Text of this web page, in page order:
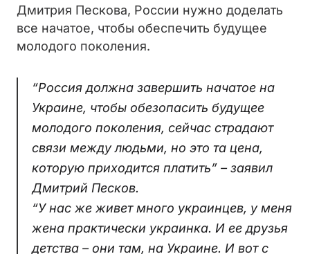
Дмитрия Пескова, России нужно доделать
все начатое, чтобы обеспечить будущее
молодого поколения.
“Россия должна завершить начатое на
Украине, чтобы обезопасить будущее
молодого поколения, сейчас страдают
связи между людьми, но это та цена,
которую приходится платить” – заявил
Дмитрий Песков.
“У нас же живет много украинцев, у меня
жена практически украинка. И ее друзья
детства – они там, на Украине. И вот с